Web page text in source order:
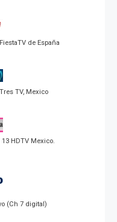
de España
TV, Mexico
HDTV Mexico.
(Ch 7 digital)